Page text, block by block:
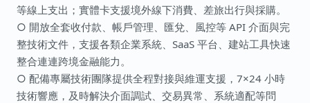
等線上支出；實體卡支援境外線下消費、差旅出行與採購。
○ 開放全套收付款、帳戶管理、匯兌、風控等 API 介面與完
整技術文件，支援各類企業系統、SaaS 平台、建站工具快速
整合連連跨境金融能力。
○ 配備專屬技術團隊提供全程對接與維運支援，7×24 小時
技術響應，及時解決介面調試、交易異常、系統適配等問